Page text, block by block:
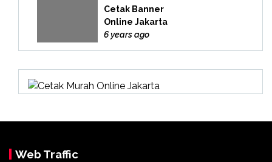
Cetak Banner
Online Jakarta
6 years ago
Web Traffic